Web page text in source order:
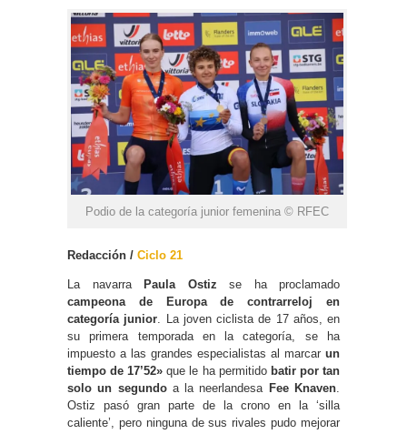
Podio de la categoría junior femenina © RFEC
Redacción / Ciclo 21
La navarra Paula Ostiz se ha proclamado
campeona de Europa de contrarreloj en
categoría junior . La joven ciclista de 17 años, en
su primera temporada en la categoría, se ha
impuesto a las grandes especialistas al marcar un
tiempo de 17’52» que le ha permitido batir por tan
solo un segundoa la neerlandesa Fee Knaven
Ostiz pasó gran parte de la crono en la ‘silla
caliente’, pero ninguna de sus rivales pudo mejorar